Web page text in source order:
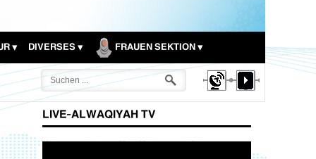
DIVERSES FRAUEN SEKTION
LIVE-ALWAQIYAH TV